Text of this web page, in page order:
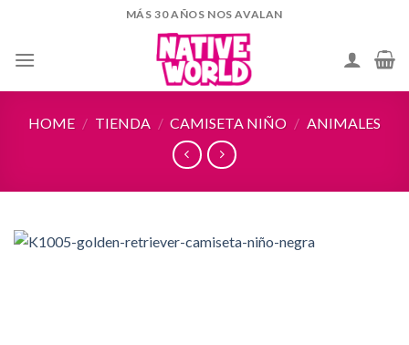
content
MÁS 30 AÑOS NOS AVALAN
HOME / TIENDA / CAMISETA NIÑO / ANIMALES